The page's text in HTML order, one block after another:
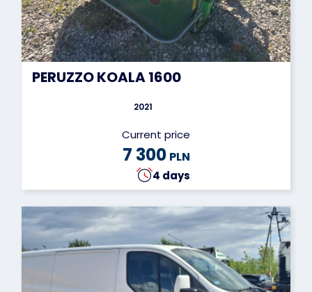
PERUZZO KOALA 1600
2021
Current price
7 300 PLN
4 days